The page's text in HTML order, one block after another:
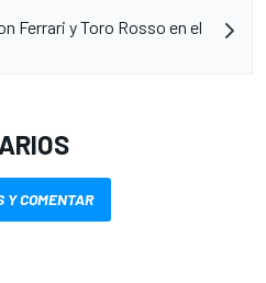
Ferrari y Toro Rosso en el
Y COMENTAR